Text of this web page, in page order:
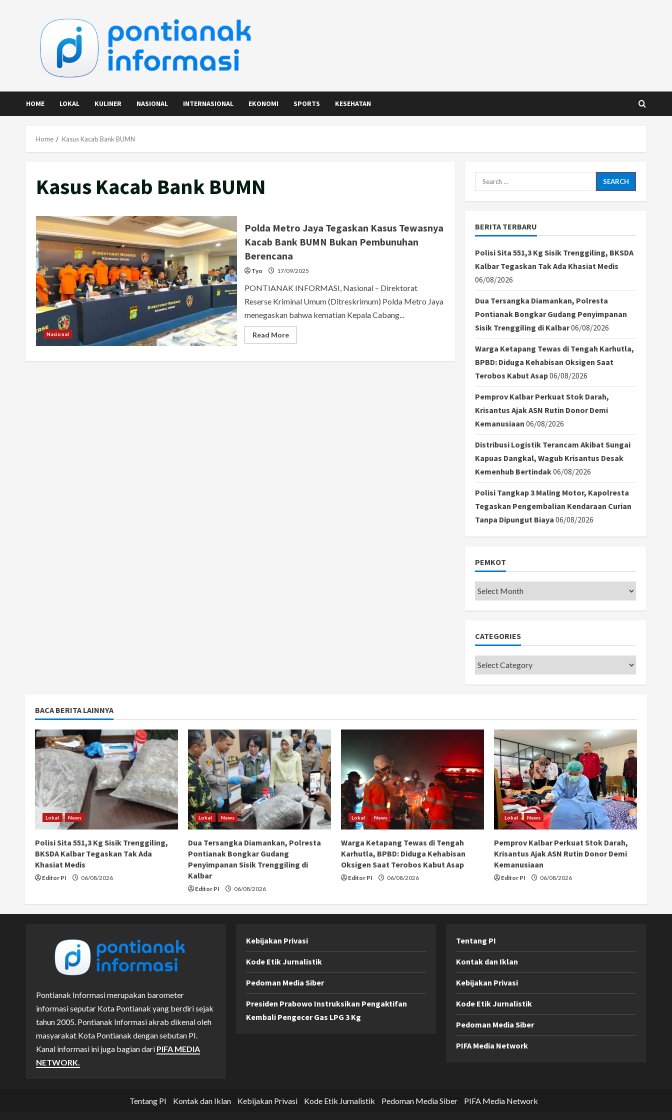
HOME LOKAL KULINER NASIONAL INTERNASIONAL EKONOMI SPORTS KESEHATAN
Home Kasus Kacab Bank BUMN
Kasus Kacab Bank BUMN
Nasional
Polda Metro Jaya Tegaskan Kasus Tewasnya
Kacab Bank BUMN Bukan Pembunuhan
Berencana
Tyo 17/09/2025
PONTIANAK INFORMASI, Nasional – Direktorat
Reserse Kriminal Umum (Ditreskrimum) Polda Metro Jaya
menegaskan bahwa kematian Kepala Cabang...
Read MoreRead
more
Metro
Search
for:
BERITA TERBARU
Polisi Sita 551,3 Kg Sisik Trenggiling, BKSDA
Kalbar Tegaskan Tak Ada Khasiat Medis
06/08/2026
Dua Tersangka Diamankan, Polresta
Pontianak Bongkar Gudang Penyimpanan
Sisik Trenggiling di Kalbar06/08/2026
Warga Ketapang Tewas di Tengah Karhutla,
BPBD: Diduga Kehabisan Oksigen Saat
Terobos Kabut Asap06/08/2026
Pemprov Kalbar Perkuat Stok Darah,
Krisantus Ajak ASN Rutin Donor Demi
Kemanusiaan 06/08/2026
Distribusi Logistik Terancam Akibat Sungai
Kapuas Dangkal, Wagub Krisantus Desak
Kemenhub Bertindak06/08/2026
Polisi Tangkap 3 Maling Motor, Kapolresta
Tegaskan Pengembalian Kendaraan Curian
Tanpa Dipungut Biaya 06/08/2026
PEMKOT
Pemkot
CATEGORIES
Categories
BACA BERITA LAINNYA
Lokal News
Polisi Sita 551,3 Kg Sisik Trenggiling,
BKSDA Kalbar Tegaskan Tak Ada
Khasiat Medis
Editor PI 06/08/2026
Lokal News
Dua Tersangka Diamankan, Polresta
Pontianak Bongkar Gudang
Penyimpanan Sisik Trenggiling di
Kalbar
Editor PI 06/08/2026
Lokal News
Warga Ketapang Tewas di Tengah
Karhutla, BPBD: Diduga Kehabisan
Oksigen Saat Terobos Kabut Asap
Editor PI 06/08/2026
Lokal News
Pemprov Kalbar Perkuat Stok Darah,
Krisantus Ajak ASN Rutin Donor Demi
Kemanusiaan
Editor PI 06/08/2026
Pontianak Informasi merupakan barometer
informasi seputar Kota Pontianak yang berdiri sejak
tahun 2005. Pontianak Informasi akrab dikenal oleh
masyarakat Kota Pontianak dengan sebutan PI.
Kanal informasi ini juga bagian dari PIFA MEDIA
NETWORK.
Kebijakan Privasi
Kode Etik Jurnalistik
Pedoman Media Siber
Presiden Prabowo Instruksikan Pengaktifan
Kembali Pengecer Gas LPG 3 Kg
Tentang PI
Kontak dan Iklan
Kebijakan Privasi
Kode Etik Jurnalistik
Pedoman Media Siber
PIFA Media Network
Tentang PI Kontak dan Iklan Kebijakan Privasi Kode Etik Jurnalistik Pedoman Media Siber PIFA Media Network